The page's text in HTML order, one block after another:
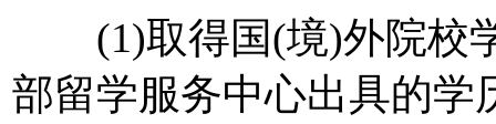
(1)取得国(境)外院校
部留学服务中心出具的学